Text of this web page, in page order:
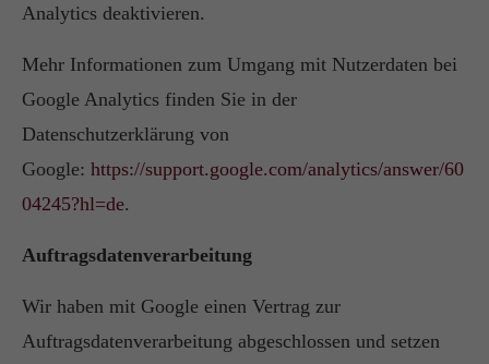
Analytics deaktivieren.
Mehr Informationen zum Umgang mit Nutzerdaten bei
Google Analytics finden Sie in der
Datenschutzerklärung von
Google: https://support.google.com/analytics/answer/60
04245?hl=de.
Auftragsdatenverarbeitung
Wir haben mit Google einen Vertrag zur
Auftragsdatenverarbeitung abgeschlossen und setzen